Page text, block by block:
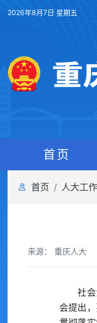
2026年8月7日 星期五
首页
首页 人大工作
来源： 重庆人大
社会治
会提出